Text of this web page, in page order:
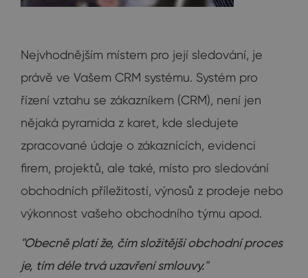
Nejvhodnějším místem pro její sledování, je
právě ve Vašem CRM systému. Systém pro
řízení vztahu se zákazníkem (CRM), není jen
nějaká pyramida z karet, kde sledujete
zpracované údaje o zákaznících, evidenci
firem, projektů, ale také, místo pro sledování
obchodních příležitostí, výnosů z prodeje nebo
výkonnost vašeho obchodního týmu apod.
"Obecně platí že, čím složitější obchodní proces
je, tím déle trvá uzavření smlouvy."